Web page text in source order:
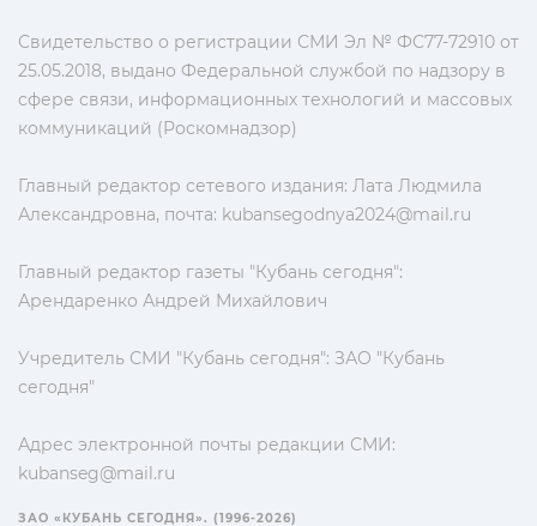
Свидетельство о регистрации СМИ Эл № ФС77-72910 от
25.05.2018, выдано Федеральной службой по надзору в
сфере связи, информационных технологий и массовых
коммуникаций (Роскомнадзор)
Главный редактор сетевого издания: Лата Людмила
Александровна, почта: kubansegodnya2024@mail.ru
Главный редактор газеты "Кубань сегодня":
Арендаренко Андрей Михайлович
Учредитель СМИ "Кубань сегодня": ЗАО "Кубань
сегодня"
Адрес электронной почты редакции СМИ:
kubanseg@mail.ru
ЗАО «КУБАНЬ СЕГОДНЯ». (1996-2026)